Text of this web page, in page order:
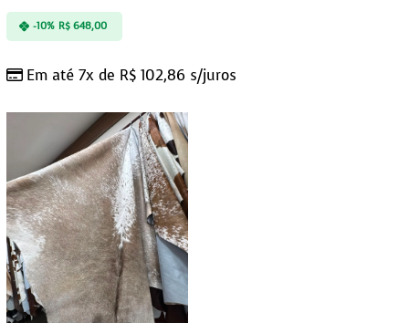
Em até 7x de R$ 102,86 s/juros
-10% R$648,00